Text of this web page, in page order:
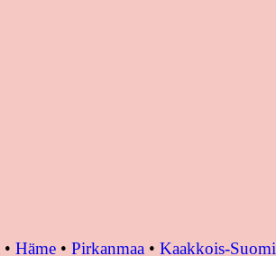
• Häme • Pirkanmaa • Kaakkois-Suomi